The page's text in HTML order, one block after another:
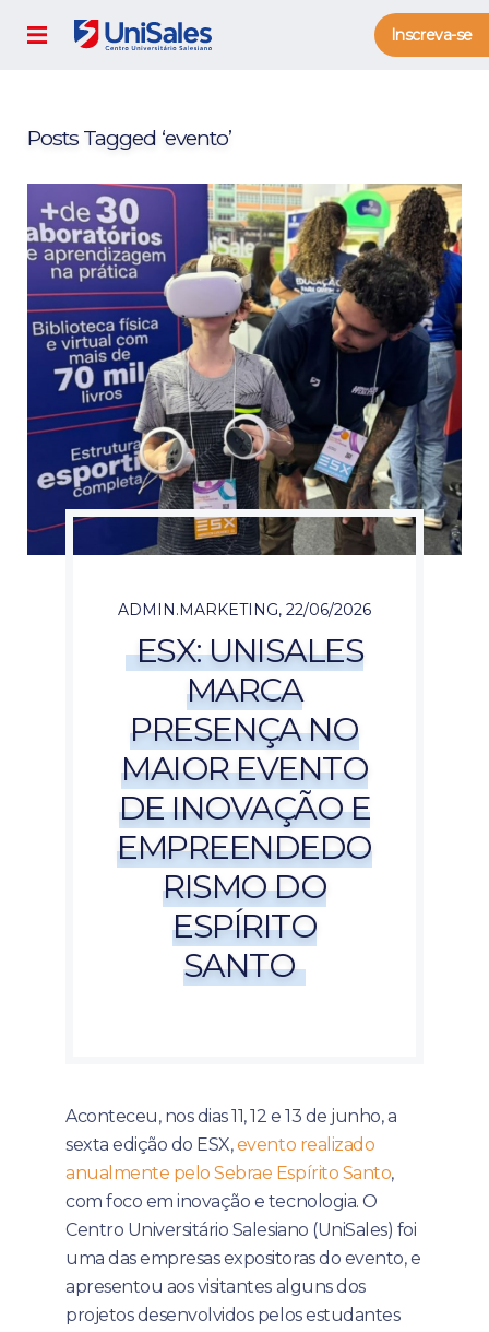
Inscreva-se
Posts Tagged ‘evento’
ADMIN.MARKETING, 22/06/2026
ESX: UNISALES
MARCA
PRESENÇA NO
MAIOR EVENTO
DE INOVAÇÃO E
EMPREENDEDO
RISMO DO
ESPÍRITO
SANTO
Aconteceu, nos dias 11, 12 e 13 de junho, a
sexta edição do ESX,evento realizado
anualmente pelo Sebrae Espírito Santo,
com foco em inovação e tecnologia. O
Centro Universitário Salesiano (UniSales) foi
uma das empresas expositoras do evento, e
apresentou aos visitantes alguns dos
projetos desenvolvidos pelos estudantes